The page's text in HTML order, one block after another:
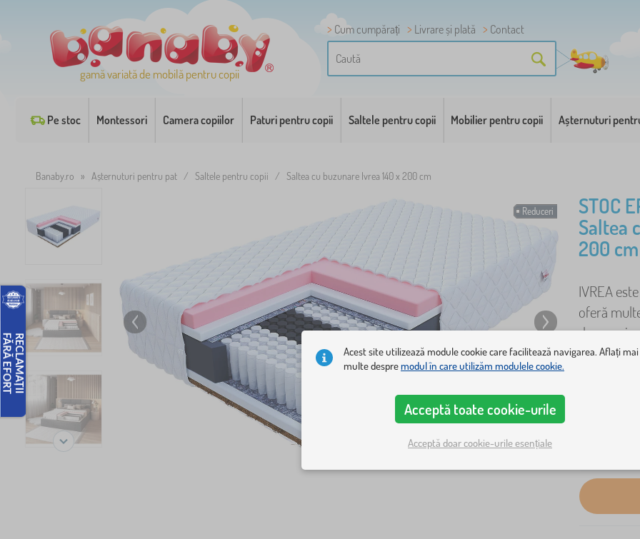
gamă variată de mobilă pentru copii
Cum cumpărați Livrare și plată
Contact
Pe stoc Montessori Camera copiilor Paturi pentru copii Saltele pentru copii Mobilier pentru copii Așternuturi
Banaby.ro » Așternuturi pentru pat / Saltele pentru copii / Saltea cu buzunare Ivrea 140 x 200 cm
Reduceri
STOC
Saltea
200 cm
IVREA
oferă
de arcuri
Livrare la
Acest site utilizează module cookie care facilitează navigarea. Aflați mai
multe despremodul în care utilizăm modulele cookie.
Acceptă toate cookie-urile
Acceptă doar cookie-urile esențiale